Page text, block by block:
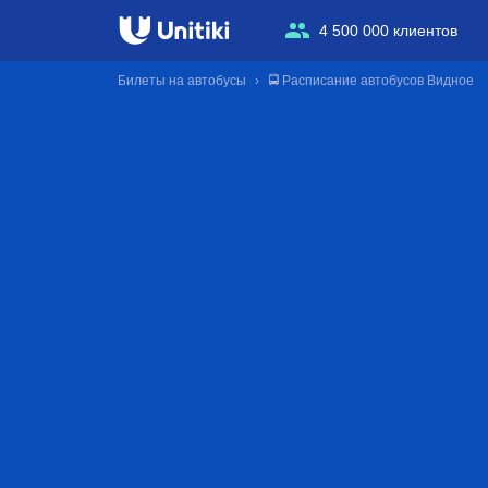
4 500 000 клиентов
Билеты на автобусы 🚍 Расписание автобусов Видное